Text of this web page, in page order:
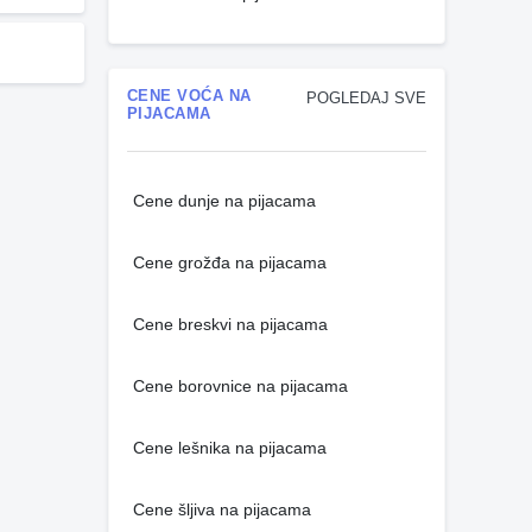
POGLEDAJ SVE
CENE VOĆA NA
PIJACAMA
Cene dunje na pijacama
Cene grožđa na pijacama
Cene breskvi na pijacama
Cene borovnice na pijacama
Cene lešnika na pijacama
Cene šljiva na pijacama